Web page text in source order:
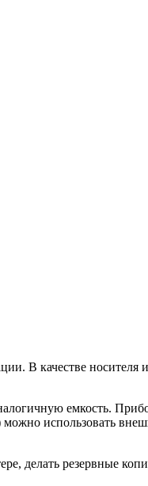
В качестве носителя
емкость.
использовать
делать резервные